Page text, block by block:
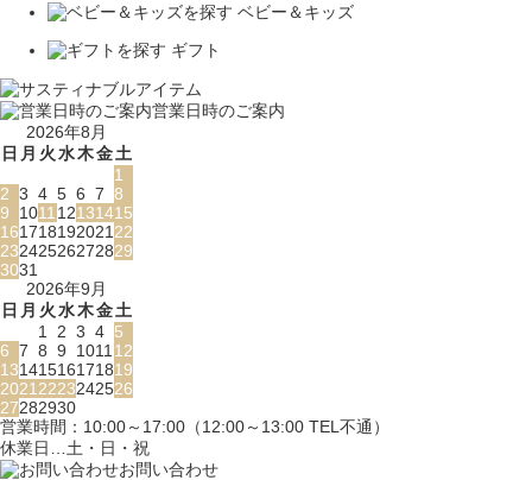
ベビー＆キッズ
ギフト
営業日時のご案内
2026年8月
日 月 火水木金土
1
2 3 4 5 6 7 8
9
1011 12131415
161718192021 22
23242526272829
3031
2026年9月
日 月 火水木金土
1
2 3 4 5
6 7 8 9 1011 12
13141516171819
2021 2223242526
27282930
営業時間：10:00～17:00（12:00～13:00 TEL不通）
休業日…土・日・祝
お問い合わせ